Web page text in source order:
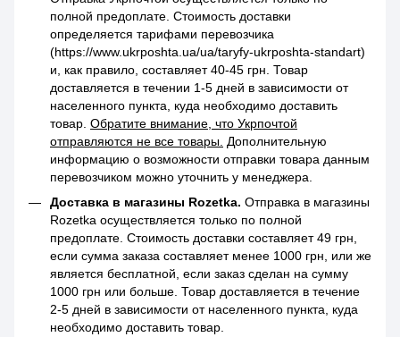
полной предоплате. Стоимость доставки
определяется тарифами перевозчика
(https://www.ukrposhta.ua/ua/taryfy-ukrposhta-standart)
и, как правило, составляет 40-45 грн. Товар
доставляется в течении 1-5 дней в зависимости от
населенного пункта, куда необходимо доставить
товар. Обратите внимание, что Укрпочтой
отправляются не все товары. Дополнительную
информацию о возможности отправки товара данным
перевозчиком можно уточнить у менеджера.
Доставка в магазины Rozetka. Отправка в магазины
Rozetka осуществляется только по полной
предоплате. Стоимость доставки составляет 49 грн,
если сумма заказа составляет менее 1000 грн, или же
является бесплатной, если заказ сделан на сумму
1000 грн или больше. Товар доставляется в течение
2-5 дней в зависимости от населенного пункта, куда
необходимо доставить товар.